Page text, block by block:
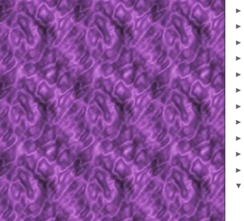
►
►
►
►
►
►
►
►
►
►
►
▼